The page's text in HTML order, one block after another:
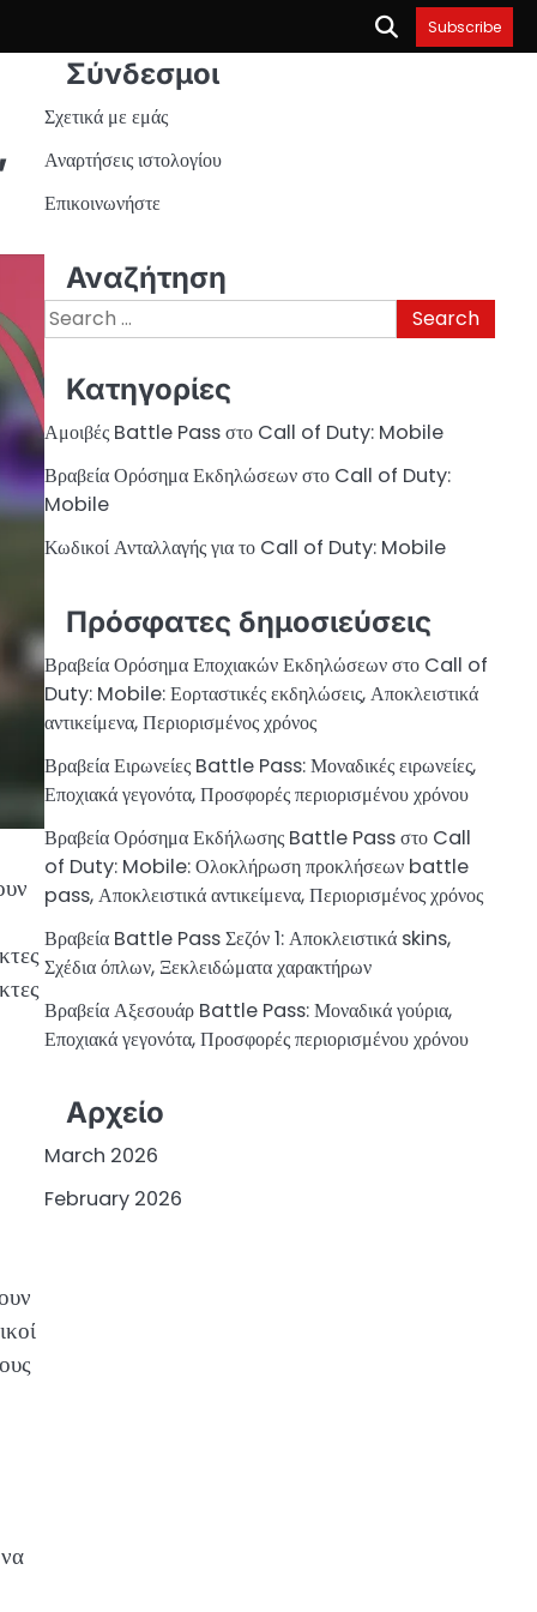
Subscribe
Σύνδεσμοι
Σχετικά με εμάς
Αναρτήσεις ιστολογίου
Επικοινωνήστε
Αναζήτηση
Search
for:
Κατηγορίες
Αμοιβές Battle Pass στο Call of Duty: Mobile
Βραβεία Ορόσημα Εκδηλώσεων στο Call of Duty:
Mobile
Κωδικοί Ανταλλαγής για το Call of Duty: Mobile
Πρόσφατες δημοσιεύσεις
Βραβεία Ορόσημα Εποχιακών Εκδηλώσεων στο Call of
Duty: Mobile: Εορταστικές εκδηλώσεις, Αποκλειστικά
αντικείμενα, Περιορισμένος χρόνος
Βραβεία Ειρωνείες Battle Pass: Μοναδικές ειρωνείες,
Εποχιακά γεγονότα, Προσφορές περιορισμένου χρόνου
Βραβεία Ορόσημα Εκδήλωσης Battle Pass στο Call
of Duty: Mobile: Ολοκλήρωση προκλήσεων battle
pass, Αποκλειστικά αντικείμενα, Περιορισμένος χρόνος
Βραβεία Battle Pass Σεζόν 1: Αποκλειστικά skins,
Σχέδια όπλων, Ξεκλειδώματα χαρακτήρων
Βραβεία Αξεσουάρ Battle Pass: Μοναδικά γούρια,
Εποχιακά γεγονότα, Προσφορές περιορισμένου χρόνου
Αρχείο
March 2026
February 2026